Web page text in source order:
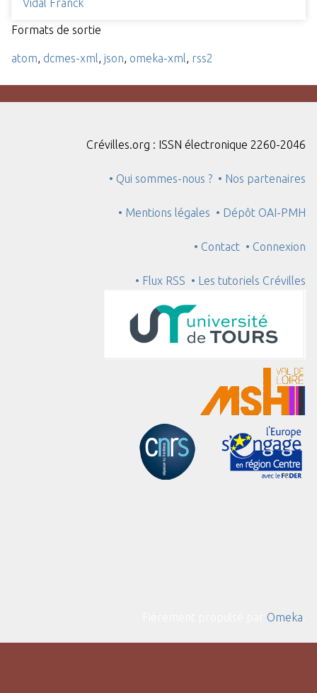
Formats de sortie
atom dcmes-xml json omeka-xml rss2
Crévilles.org : ISSN électronique 2260-2046
• Qui sommes-nous ? • Nos partenaires
• Mentions légales • Dépôt OAI-PMH
• Contact • Connexion
• Flux RSS • Les tutoriels Crévilles
Omeka